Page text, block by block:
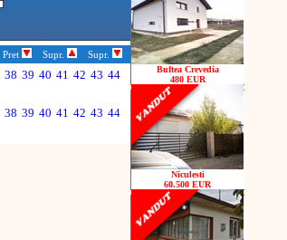
Pret Supr. Supr.
38 39 40 41 42 43 44
38 39 40 41 42 43 44
Buftea Crevedia
480 EUR
Niculesti
60.500 EUR